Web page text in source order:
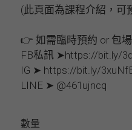
(此頁面為課程介紹，可
👉 如需臨時預約 or 包
FB私訊 ➤https://bit.ly/
IG ➤ https://bit.ly/
LINE ➤ @461ujncq
數量